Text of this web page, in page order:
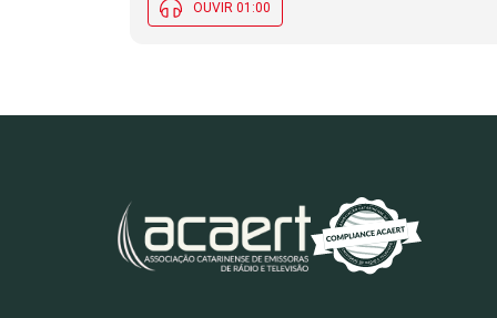
OUVIR 01:00